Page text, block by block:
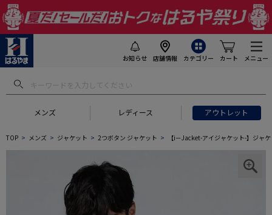
お知らせ 店舗情報 カテゴリー カート メニュー
メンズ レディース アウトレット
TOP メンズ ジャケット 2つボタン ジャケット 【i－Jacket-アイジャケット-】ジャ